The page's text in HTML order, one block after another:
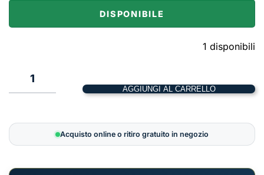
DISPONIBILE
1 disponibili
1
AGGIUNGI AL CARRELLO
Acquisto online o ritiro gratuito in negozio